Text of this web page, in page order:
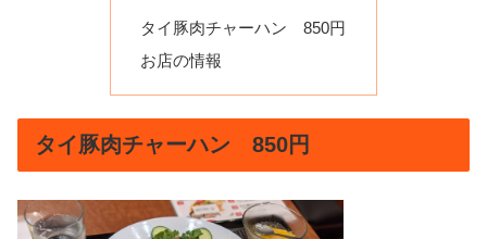
タイ豚肉チャーハン 850円
お店の情報
タイ豚肉チャーハン 850円